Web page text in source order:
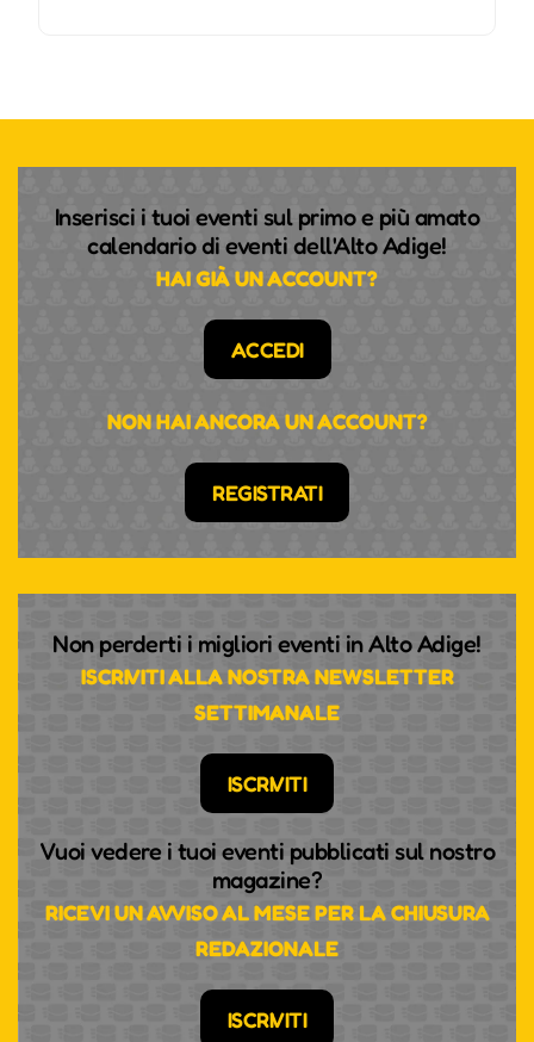
Inserisci i tuoi eventi sul primo e più amato
calendario di eventi dell'Alto Adige!
HAI GIÀ UN ACCOUNT?
ACCEDI
NON HAI ANCORA UN ACCOUNT?
REGISTRATI
Non perderti i migliori eventi in Alto Adige!
ISCRIVITI ALLA NOSTRA NEWSLETTER
SETTIMANALE
ISCRIVITI
Vuoi vedere i tuoi eventi pubblicati sul nostro
magazine?
RICEVI UN AVVISO AL MESE PER LA CHIUSURA
REDAZIONALE
ISCRIVITI